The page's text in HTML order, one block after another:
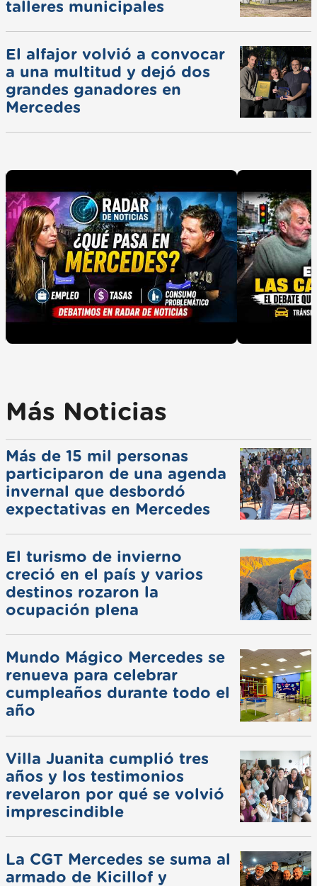
talleres municipales
El alfajor volvió a convocar
a una multitud y dejó dos
grandes ganadores en
Mercedes
Más Noticias
Más de 15 mil personas
participaron de una agenda
invernal que desbordó
expectativas en Mercedes
El turismo de invierno
creció en el país y varios
destinos rozaron la
ocupación plena
Mundo Mágico Mercedes se
renueva para celebrar
cumpleaños durante todo el
año
Villa Juanita cumplió tres
años y los testimonios
revelaron por qué se volvió
imprescindible
La CGT Mercedes se suma al
armado de Kicillof y